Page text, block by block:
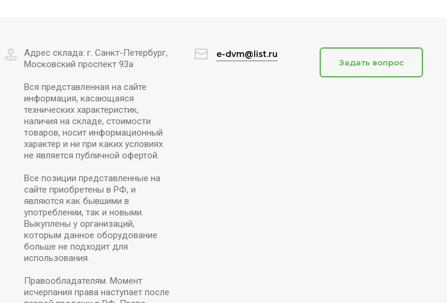
Адрес склада: г. Санкт-Петербург,
Московский проспект 93а
Вся представленная на сайте
информация, касающаяся
технических характеристик,
наличия на складе, стоимости
товаров, носит информационный
характер и ни при каких условиях
не является публичной офертой.
Все позиции представленные на
сайте приобретены в РФ, и
являются как бывшими в
употреблении, так и новыми.
Выкуплены у организаций,
которым данное оборудование
больше не подходит для
использования.
Правообладателям. Момент
исчерпания права наступает после
e-dvm@list.ru
Задать вопрос